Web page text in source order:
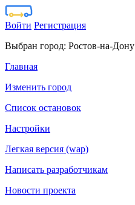
Войти Регистрация
Выбран город: Ростов-на-Дону
Главная
Изменить город
Список остановок
Настройки
Легкая версия (wap)
Написать разработчикам
Новости проекта